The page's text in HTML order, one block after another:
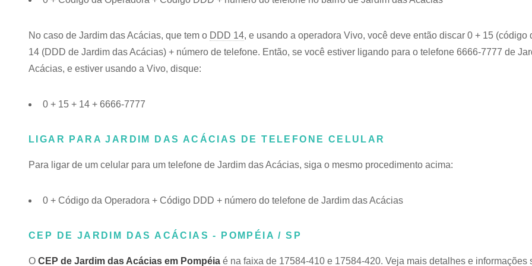
No caso de Jardim das Acácias, que tem o DDD 14, e usando a operadora Vivo, você deve então discar 0 + 15 (código
14 (DDD de Jardim das Acácias) + número de telefone. Então, se você estiver ligando para o telefone 6666-7777 de
Acácias, e estiver usando a Vivo, disque:
0 + 15 + 14 + 6666-7777
LIGAR PARA JARDIM DAS ACÁCIAS DE TELEFONE CELULAR
Para ligar de um celular para um telefone de Jardim das Acácias, siga o mesmo procedimento acima:
0 + Código da Operadora + Código DDD + número do telefone de Jardim das Acácias
CEP DE JARDIM DAS ACÁCIAS - POMPÉIA / SP
O CEP de Jardim das Acácias em Pompéia é na faixa de 17584-410 e 17584-420. Veja mais detalhes e informações